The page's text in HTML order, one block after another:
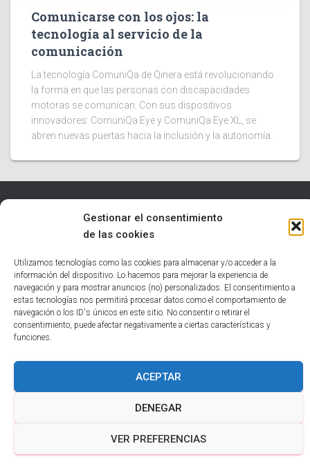
Gestionar el consentimiento
de las cookies
Utilizamos tecnologías como las cookies para almacenar y/o acceder a la
información del dispositivo. Lo hacemos para mejorar la experiencia de
navegación y para mostrar anuncios (no) personalizados. El consentimiento a
estas tecnologías nos permitirá procesar datos como el comportamiento de
navegación o los ID's únicos en este sitio. No consentir o retirar el
consentimiento, puede afectar negativamente a ciertas características y
funciones.
ACEPTAR
DENEGAR
VER PREFERENCIAS
Comunicarse con los ojos: la
tecnología al servicio de la
comunicación
La tecnología ComuniQa de Qinera está revolucionando
la forma en que las personas con discapacidades
motoras se comunican. Con sus dispositivos
innovadores: ComuniQa Eye y ComuniQa Eye XL, se
abren nuevas puertas hacia la inclusión y la autonomía.
TECNOLOGÍA EDUCATIVO
POLÍTICA DE COOKIES (UE)
Hestia | Desarrollado porThemeIsle